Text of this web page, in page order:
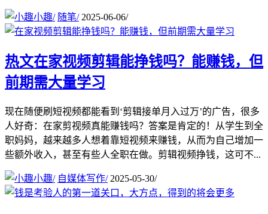
小趣/ 随笔/ 2025-06-06/
热文在家视频剪辑能挣钱吗？能赚钱，但
前期需大量学习
现在随便刷短视频都能看到‘剪辑接单月入过万’的广告，很多
人好奇：在家剪视频真能赚钱吗？答案是肯定的！从学生到全
职妈妈，越来越多人想着靠短视频来赚钱，从而为自己增加一
些额外收入，甚至有些人全职在做。剪辑视频挣钱，这可不...
小趣/ 自媒体写作/ 2025-05-30/